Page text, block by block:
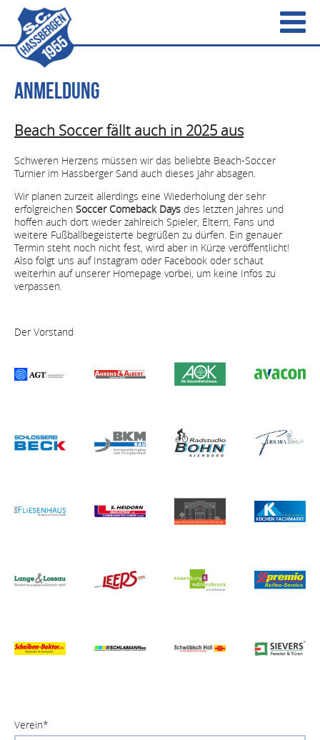
Anmeldung
Beach Soccer fällt auch in 2025 aus
Schweren Herzens müssen wir das beliebte Beach-Soccer
Turnier im Hassberger Sand auch dieses Jahr absagen.
Wir planen zurzeit allerdings eine Wiederholung der sehr
erfolgreichen Soccer Comeback Days des letzten Jahres und
hoffen auch dort wieder zahlreich Spieler, Eltern, Fans und
weitere Fußballbegeisterte begrüßen zu dürfen. Ein genauer
Termin steht noch nicht fest, wird aber in Kürze veröffentlicht!
Also folgt uns auf Instagram oder Facebook oder schaut
weiterhin auf unserer Homepage vorbei, um keine Infos zu
verpassen.
Der Vorstand
Verein*